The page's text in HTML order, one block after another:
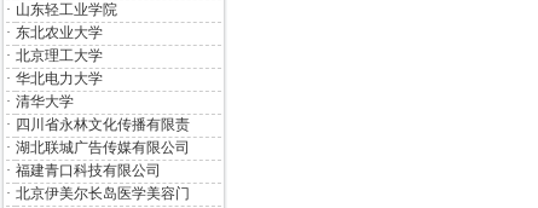
· 山东轻工业学院
· 东北农业大学
· 北京理工大学
· 华北电力大学
· 清华大学
· 四川省永林文化传播有限责
· 湖北联城广告传媒有限公司
· 福建青口科技有限公司
· 北京伊美尔长岛医学美容门